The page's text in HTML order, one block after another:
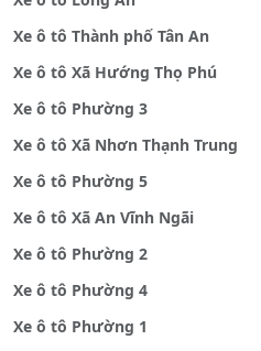
Xe ô tô Thành phố Tân An
Xe ô tô Xã Hướng Thọ Phú
Xe ô tô Phường 3
Xe ô tô Xã Nhơn Thạnh Trung
Xe ô tô Phường 5
Xe ô tô Xã An Vĩnh Ngãi
Xe ô tô Phường 2
Xe ô tô Phường 4
Xe ô tô Phường 1